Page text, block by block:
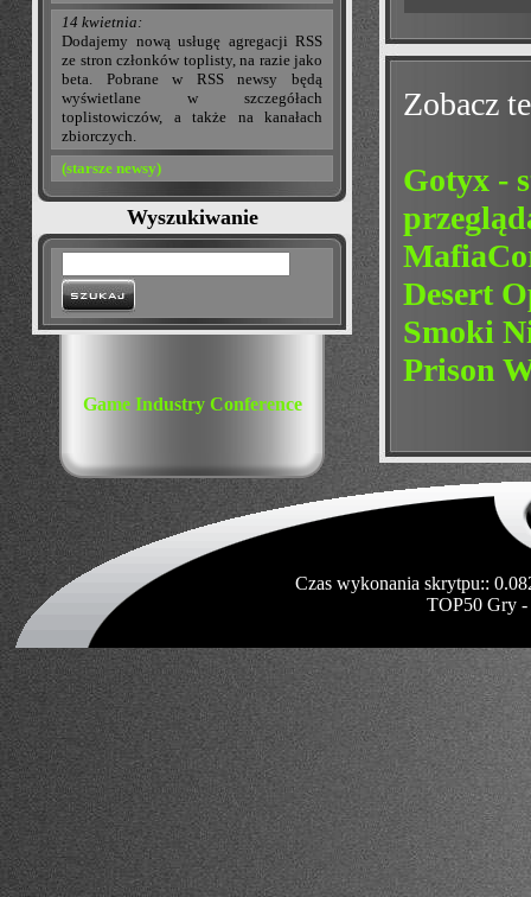
14 kwietnia:
Dodajemy nową usługę agregacji RSS
ze stron członków toplisty, na razie jako
beta. Pobrane w RSS newsy będą
wyświetlane w szczegółach
toplistowiczów, a także na kanałach
zbiorczych.
(starsze newsy)
Wyszukiwanie
Game Industry Conference
Zobacz
Gotyx -
Desert
Smoki
Prison
Czas wykonania skrytpu::
TOP50 Gry